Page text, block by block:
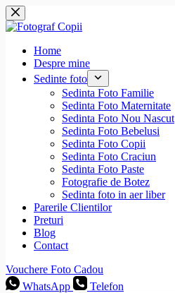
Sari
la
conținut
Home
Despre mine
Sedinte foto
Sedinta Foto Familie
Sedinta Foto Maternitate
Sedinta Foto Nou Nascut
Sedinta Foto Bebelusi
Sedinta Foto Copii
Sedinta Foto Craciun
Sedinta Foto Paste
Fotografie de Botez
Sedinta foto in aer liber
Parerile Clientilor
Preturi
Blog
Contact
Vouchere Foto Cadou
WhatsApp
Telefon